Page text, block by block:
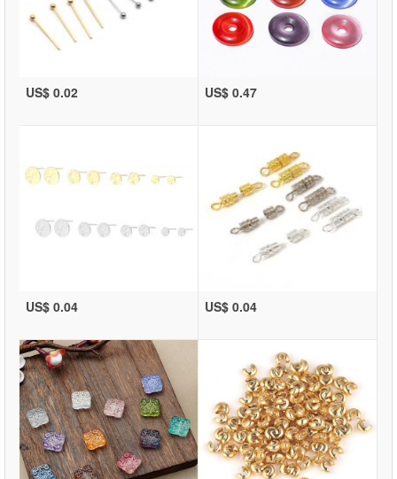
US$ 0.02 US$ 0.47
US$ 0.04 US$ 0.04